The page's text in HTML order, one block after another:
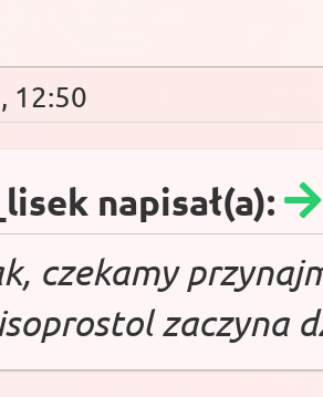
12:50
napisał(a):
czekamy
zaczyna